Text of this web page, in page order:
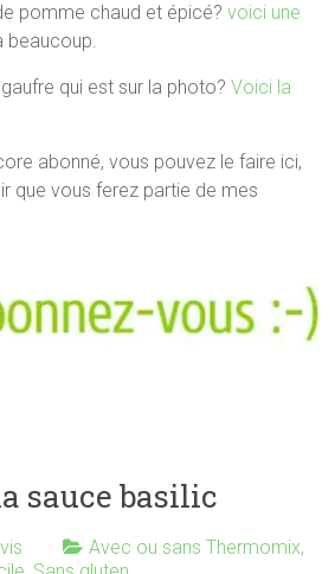
pomme chaud et épicé?voici une
beaucoup.
qui est sur la photo?Voici la
abonné, vous pouvez le faire ici,
que vous ferez partie de mes
sauce basilic
Avec ou sans Thermomix,